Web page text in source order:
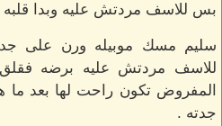
بس للاسف مردتش عليه وبدا قلبه
سليم مسك موبيله ورن على
للاسف مردتش عليه برضه
المفروض تكون راحت لها بعد
جدته .